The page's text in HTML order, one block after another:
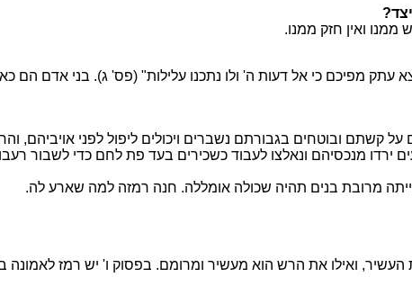
ממנו ואין חזק ממנו.
מפיכם כי אל דעות ה' ולו נתכנו עלילות" (פס' ג). בני אדם הם
קשתם ובוטחים בגבורתם נשברים ויכולים ליפול לפני אויביהם,
מנכסיהם ונאלצו לעבוד כשכירים בעד פת לחם כדי לשבור
מרובת בנים תהיה שכולה אומללה. חנה רמזה למה שארע לה.
ואילו את הרש הוא מעשיר ומרומם. בפסוק ו' יש רמז לאמונה